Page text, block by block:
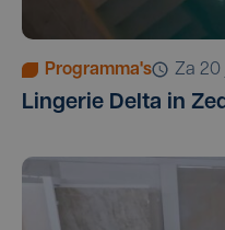
Programma's za
Lingerie Delta in